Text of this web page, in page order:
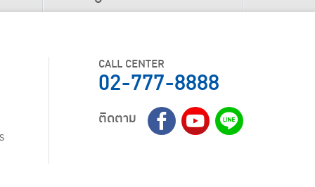
CALL CENTER
02-777-8888
ติดตาม